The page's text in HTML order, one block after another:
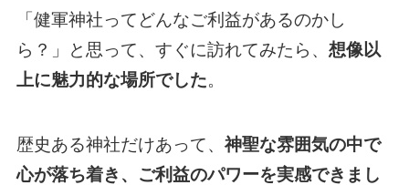
「健軍神社ってどんなご利益があるのかし
ら？」と思って、すぐに訪れてみたら、 想像以
上に魅力的な場所でした。
歴史ある神社だけあって、神聖な雰囲気の中で
心が落ち着き、ご利益のパワーを実感できまし